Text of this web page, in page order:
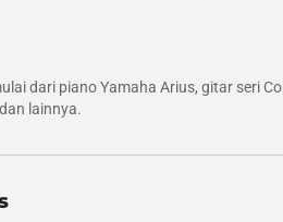
dari piano Yamaha Arius, gitar seri
lainnya.